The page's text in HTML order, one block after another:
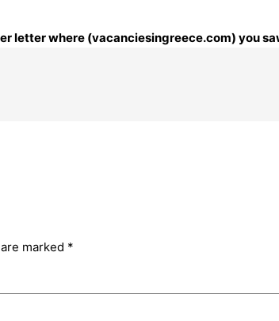
letter where (vacanciesingreece.com) you
marked *